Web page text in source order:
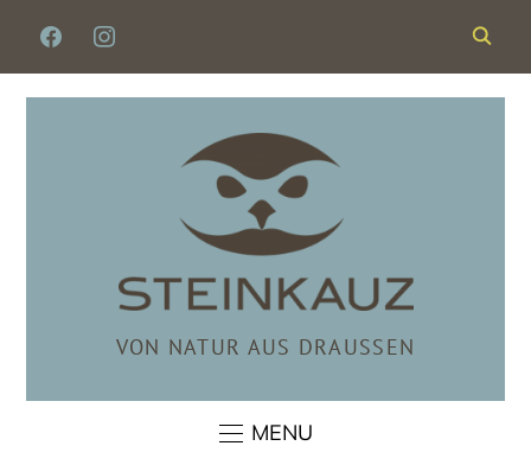
FACEBOOKINSTAGRAM
VON NATUR AUS DRAUSSEN
MENU